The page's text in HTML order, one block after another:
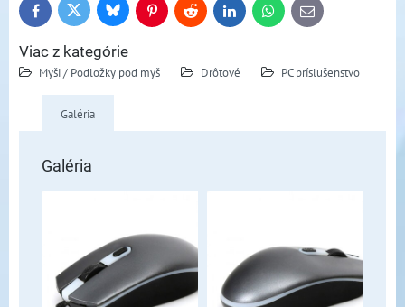
FacebookTwitter BlueskyPinterestReddit LinkedInWhatsApp
E-
mail
Viac z kategórie
Myši / Podložky pod myš Drôtové PC príslušenstvo
Galéria
Galéria